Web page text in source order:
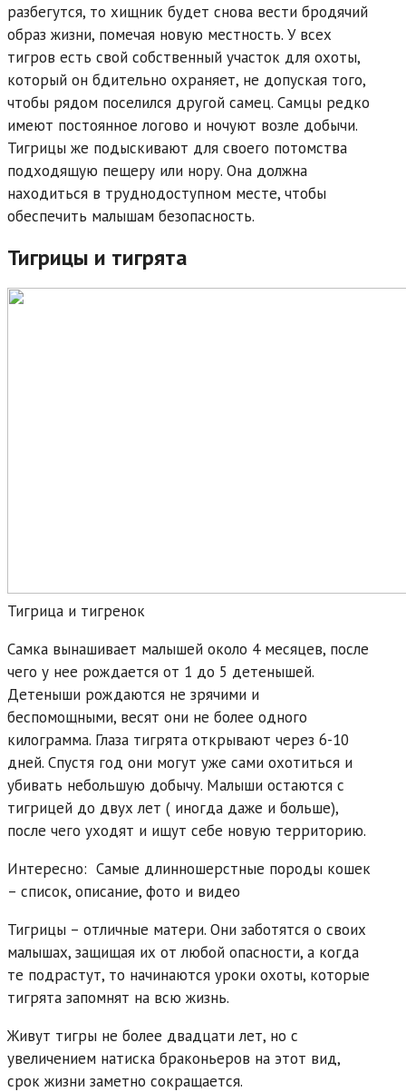
разбегутся, то хищник будет снова вести бродячий
образ жизни, помечая новую местность. У всех
тигров есть свой собственный участок для охоты,
который он бдительно охраняет, не допуская того,
чтобы рядом поселился другой самец. Самцы редко
имеют постоянное логово и ночуют возле добычи.
Тигрицы же подыскивают для своего потомства
подходящую пещеру или нору. Она должна
находиться в труднодоступном месте, чтобы
обеспечить малышам безопасность.
Тигрицы и тигрята
Тигрица и тигренок
Самка вынашивает малышей около 4 месяцев, после
чего у нее рождается от 1 до 5 детенышей.
Детеныши рождаются не зрячими и
беспомощными, весят они не более одного
килограмма. Глаза тигрята открывают через 6-10
дней. Спустя год они могут уже сами охотиться и
убивать небольшую добычу. Малыши остаются с
тигрицей до двух лет ( иногда даже и больше),
после чего уходят и ищут себе новую территорию.
Интересно: Самые длинношерстные породы кошек
– список, описание, фото и видео
Тигрицы – отличные матери. Они заботятся о своих
малышах, защищая их от любой опасности, а когда
те подрастут, то начинаются уроки охоты, которые
тигрята запомнят на всю жизнь.
Живут тигры не более двадцати лет, но с
увеличением натиска браконьеров на этот вид,
срок жизни заметно сокращается.